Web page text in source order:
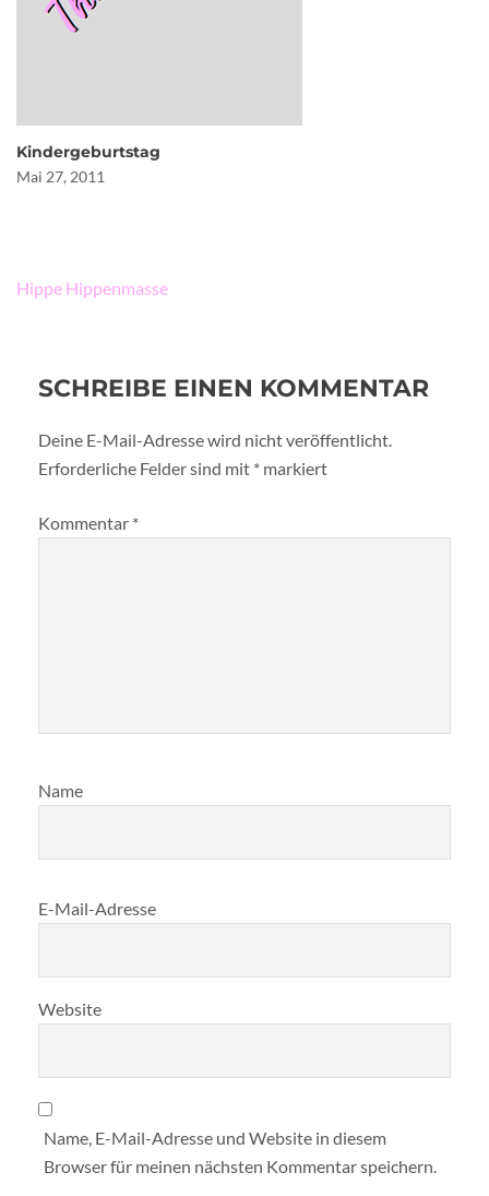
Kindergeburtstag
Mai 27, 2011
Beitragsnavigation
Hippe Hippenmasse
SCHREIBE EINEN KOMMENTAR
Deine E-Mail-Adresse wird nicht veröffentlicht.
Erforderliche Felder sind mit * markiert
Kommentar *
Name
E-Mail-Adresse
Website
Name, E-Mail-Adresse und Website in diesem
Browser für meinen nächsten Kommentar speichern.